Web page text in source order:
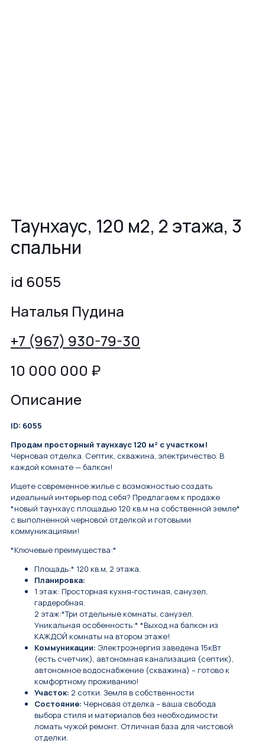
Таунхаус, 120 м2, 2 этажа, 3
спальни
id 6055
Наталья Пудина
+7 (967) 930-79-30
10 000 000 ₽
Описание
ID: 6055
Продам просторный таунхаус 120 м² с участком!
Черновая отделка. Септик, скважина, электричество. В
каждой комнате — балкон!
Ищете современное жилье с возможностью создать
идеальный интерьер под себя? Предлагаем к продаже
*новый таунхаус площадью 120 кв.м на собственной земле*
с выполненной черновой отделкой и готовыми
коммуникациями!
*Ключевые преимущества:*
Площадь:* 120 кв.м, 2 этажа.
Планировка:
1 этаж: Просторная кухня-гостиная, санузел,
гардеробная.
2 этаж:*Три отдельные комнаты, санузел.
Уникальная особенность:* *Выход на балкон из
КАЖДОЙ комнаты на втором этаже!
Коммуникации: Электроэнергия заведена 15кВт
(есть счетчик), автономная канализация (септик),
автономное водоснабжение (скважина) – готово к
комфортному проживанию!
Участок: 2 сотки. Земля в собственности
Состояние: Черновая отделка – ваша свобода
выбора стиля и материалов без необходимости
ломать чужой ремонт. Отличная база для чистовой
отделки.